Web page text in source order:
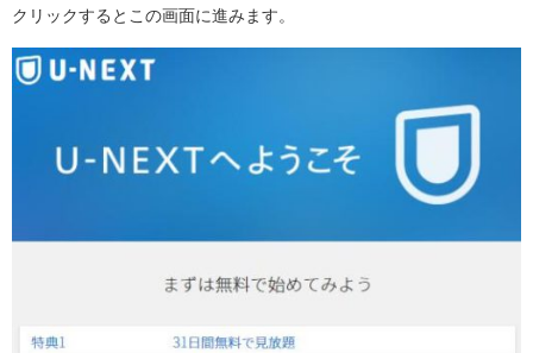
クリックするとこの画面に進みます。